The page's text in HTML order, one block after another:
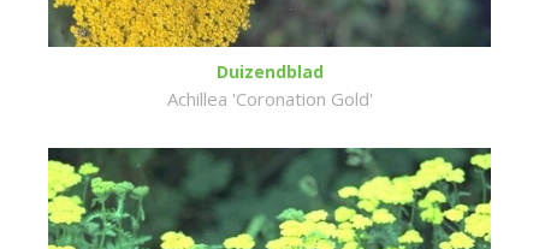
Duizendblad
Achillea 'Coronation Gold'